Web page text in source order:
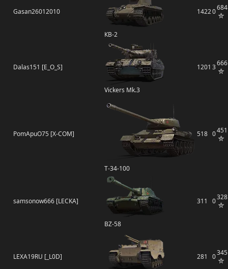
Gasan26012010
КВ-2
14220684
Dalas151 [E_O_S]
Vickers Mk.3
1201 3666
PomApuO75 [X-COM]
Т-34-100
518 0451
samsonow666 [LECKA]
BZ-58
311 0328
LEXA19RU [_L0D] 281 0345